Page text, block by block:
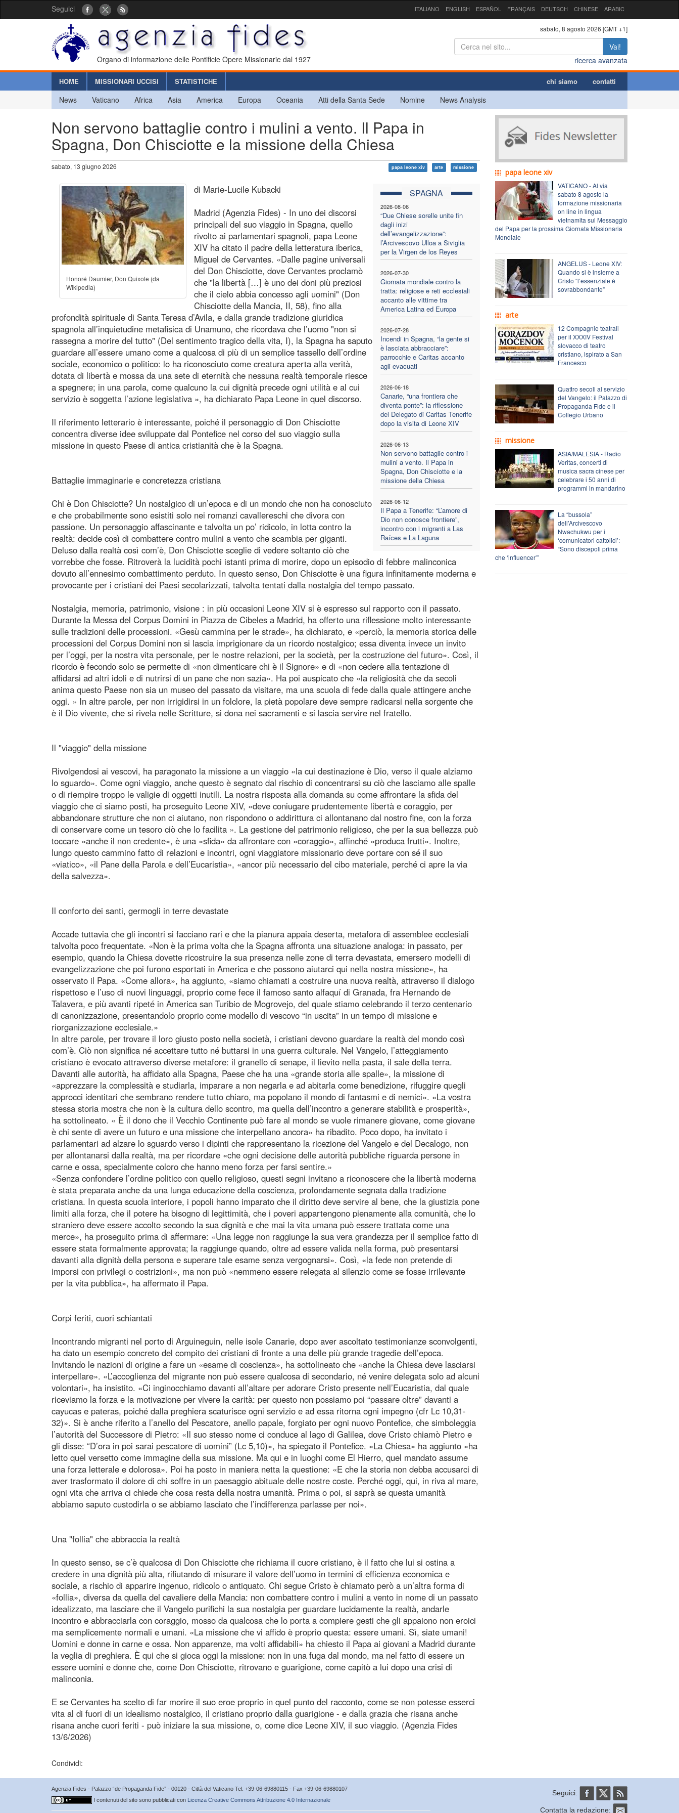
Seguici ITALIANO ENGLISH ESPAÑOL FRANÇAIS DEUTSCH CHINESE ARABIC
Organo di informazione delle Pontificie Opere Missionarie dal 1927
sabato, 8 agosto 2026 [GMT +1]
Vai!
ricerca avanzata
HOME MISSIONARI UCCISI STATISTICHE chi siamo contatti
News Vaticano Africa Asia America Europa Oceania Atti della Santa Sede Nomine News Analysis
Non servono battaglie contro i mulini a vento. Il Papa in
Spagna, Don Chisciotte e la missione della Chiesa
sabato, 13 giugno 2026 papa leone xiv arte missione
Honoré Daumier, Don Quixote (da
Wikipedia)
SPAGNA
2026-08-06
“Due Chiese sorelle unite fin
dagli inizi
dell’evangelizzazione”:
l’Arcivescovo Ulloa a Siviglia
per la Virgen de los Reyes
2026-07-30
Giornata mondiale contro la
tratta: religiose e reti ecclesiali
accanto alle vittime tra
America Latina ed Europa
2026-07-28
Incendi in Spagna, “la gente si
è lasciata abbracciare”:
parrocchie e Caritas accanto
agli evacuati
2026-06-18
Canarie, “una frontiera che
diventa ponte”: la riflessione
del Delegato di Caritas Tenerife
dopo la visita di Leone XIV
2026-06-13
Non servono battaglie contro i
mulini a vento. Il Papa in
Spagna, Don Chisciotte e la
missione della Chiesa
2026-06-12
Il Papa a Tenerife: “L’amore di
Dio non conosce frontiere”,
incontro con i migranti a Las
Raíces e La Laguna
di Marie-Lucile Kubacki
Madrid (Agenzia Fides) - In uno dei discorsi
principali del suo viaggio in Spagna, quello
rivolto ai parlamentari spagnoli, papa Leone
XIV ha citato il padre della letteratura iberica,
Miguel de Cervantes. «Dalle pagine universali
del Don Chisciotte, dove Cervantes proclamò
che "la libertà […] è uno dei doni più preziosi
che il cielo abbia concesso agli uomini" (Don
Chisciotte della Mancia, II, 58), fino alla
profondità spirituale di Santa Teresa d’Avila, e dalla grande tradizione giuridica
spagnola all’inquietudine metafisica di Unamuno, che ricordava che l’uomo "non si
rassegna a morire del tutto" (Del sentimento tragico della vita, I), la Spagna ha saputo
guardare all’essere umano come a qualcosa di più di un semplice tassello dell’ordine
sociale, economico o politico: lo ha riconosciuto come creatura aperta alla verità,
dotata di libertà e mossa da una sete di eternità che nessuna realtà temporale riesce
a spegnere; in una parola, come qualcuno la cui dignità precede ogni utilità e al cui
servizio è soggetta l’azione legislativa », ha dichiarato Papa Leone in quel discorso.
Il riferimento letterario è interessante, poiché il personaggio di Don Chisciotte
concentra diverse idee sviluppate dal Pontefice nel corso del suo viaggio sulla
missione in questo Paese di antica cristianità che è la Spagna.
Battaglie immaginarie e concretezza cristiana
Chi è Don Chisciotte? Un nostalgico di un’epoca e di un mondo che non ha conosciuto
e che probabilmente sono esistiti solo nei romanzi cavallereschi che divora con
passione. Un personaggio affascinante e talvolta un po’ ridicolo, in lotta contro la
realtà: decide così di combattere contro mulini a vento che scambia per giganti.
Deluso dalla realtà così com’è, Don Chisciotte sceglie di vedere soltanto ciò che
vorrebbe che fosse. Ritroverà la lucidità pochi istanti prima di morire, dopo un episodio di febbre malinconica
dovuto all’ennesimo combattimento perduto. In questo senso, Don Chisciotte è una figura infinitamente moderna e
provocante per i cristiani dei Paesi secolarizzati, talvolta tentati dalla nostalgia del tempo passato.
Nostalgia, memoria, patrimonio, visione : in più occasioni Leone XIV si è espresso sul rapporto con il passato.
Durante la Messa del Corpus Domini in Piazza de Cibeles a Madrid, ha offerto una riflessione molto interessante
sulle tradizioni delle processioni. «Gesù cammina per le strade», ha dichiarato, e «perciò, la memoria storica delle
processioni del Corpus Domini non si lascia imprigionare da un ricordo nostalgico; essa diventa invece un invito
per l’oggi, per la nostra vita personale, per le nostre relazioni, per la società, per la costruzione del futuro». Così, il
ricordo è fecondo solo se permette di «non dimenticare chi è il Signore» e di «non cedere alla tentazione di
affidarsi ad altri idoli e di nutrirsi di un pane che non sazia». Ha poi auspicato che «la religiosità che da secoli
anima questo Paese non sia un museo del passato da visitare, ma una scuola di fede dalla quale attingere anche
oggi. » In altre parole, per non irrigidirsi in un folclore, la pietà popolare deve sempre radicarsi nella sorgente che
è il Dio vivente, che si rivela nelle Scritture, si dona nei sacramenti e si lascia servire nel fratello.
Il "viaggio" della missione
Rivolgendosi ai vescovi, ha paragonato la missione a un viaggio «la cui destinazione è Dio, verso il quale alziamo
lo sguardo». Come ogni viaggio, anche questo è segnato dal rischio di concentrarsi su ciò che lasciamo alle spalle
o di riempire troppo le valigie di oggetti inutili. La nostra risposta alla domanda su come affrontare la sfida del
viaggio che ci siamo posti, ha proseguito Leone XIV, «deve coniugare prudentemente libertà e coraggio, per
abbandonare strutture che non ci aiutano, non rispondono o addirittura ci allontanano dal nostro fine, con la forza
di conservare come un tesoro ciò che lo facilita ». La gestione del patrimonio religioso, che per la sua bellezza può
toccare «anche il non credente», è una «sfida» da affrontare con «coraggio», affinché «produca frutti». Inoltre,
lungo questo cammino fatto di relazioni e incontri, ogni viaggiatore missionario deve portare con sé il suo
«viatico», «il Pane della Parola e dell’Eucaristia», «ancor più necessario del cibo materiale, perché ci apre la via
della salvezza».
Il conforto dei santi, germogli in terre devastate
Accade tuttavia che gli incontri si facciano rari e che la pianura appaia deserta, metafora di assemblee ecclesiali
talvolta poco frequentate. «Non è la prima volta che la Spagna affronta una situazione analoga: in passato, per
esempio, quando la Chiesa dovette ricostruire la sua presenza nelle zone di terra devastata, emersero modelli di
evangelizzazione che poi furono esportati in America e che possono aiutarci qui nella nostra missione», ha
osservato il Papa. «Come allora», ha aggiunto, «siamo chiamati a costruire una nuova realtà, attraverso il dialogo
rispettoso e l’uso di nuovi linguaggi, proprio come fece il famoso santo alfaquí di Granada, fra Hernando de
Talavera, e più avanti ripeté in America san Turibio de Mogrovejo, del quale stiamo celebrando il terzo centenario
di canonizzazione, presentandolo proprio come modello di vescovo “in uscita” in un tempo di missione e
riorganizzazione ecclesiale.»
In altre parole, per trovare il loro giusto posto nella società, i cristiani devono guardare la realtà del mondo così
com’è. Ciò non significa né accettare tutto né buttarsi in una guerra culturale. Nel Vangelo, l’atteggiamento
cristiano è evocato attraverso diverse metafore: il granello di senape, il lievito nella pasta, il sale della terra.
Davanti alle autorità, ha affidato alla Spagna, Paese che ha una «grande storia alle spalle», la missione di
«apprezzare la complessità e studiarla, imparare a non negarla e ad abitarla come benedizione, rifuggire quegli
approcci identitari che sembrano rendere tutto chiaro, ma popolano il mondo di fantasmi e di nemici». «La vostra
stessa storia mostra che non è la cultura dello scontro, ma quella dell’incontro a generare stabilità e prosperità»,
ha sottolineato. « È il dono che il Vecchio Continente può fare al mondo se vuole rimanere giovane, come giovane
è chi sente di avere un futuro e una missione che interpellano ancora» ha ribadito. Poco dopo, ha invitato i
parlamentari ad alzare lo sguardo verso i dipinti che rappresentano la ricezione del Vangelo e del Decalogo, non
per allontanarsi dalla realtà, ma per ricordare «che ogni decisione delle autorità pubbliche riguarda persone in
carne e ossa, specialmente coloro che hanno meno forza per farsi sentire.»
«Senza confondere l’ordine politico con quello religioso, questi segni invitano a riconoscere che la libertà moderna
è stata preparata anche da una lunga educazione della coscienza, profondamente segnata dalla tradizione
cristiana. In questa scuola interiore, i popoli hanno imparato che il diritto deve servire al bene, che la giustizia pone
limiti alla forza, che il potere ha bisogno di legittimità, che i poveri appartengono pienamente alla comunità, che lo
straniero deve essere accolto secondo la sua dignità e che mai la vita umana può essere trattata come una
merce», ha proseguito prima di affermare: «Una legge non raggiunge la sua vera grandezza per il semplice fatto di
essere stata formalmente approvata; la raggiunge quando, oltre ad essere valida nella forma, può presentarsi
davanti alla dignità della persona e superare tale esame senza vergognarsi». Così, «la fede non pretende di
imporsi con privilegi o costrizioni», ma non può «nemmeno essere relegata al silenzio come se fosse irrilevante
per la vita pubblica», ha affermato il Papa.
Corpi feriti, cuori schiantati
Incontrando migranti nel porto di Arguineguin, nelle isole Canarie, dopo aver ascoltato testimonianze sconvolgenti,
ha dato un esempio concreto del compito dei cristiani di fronte a una delle più grande tragedie dell’epoca.
Invitando le nazioni di origine a fare un «esame di coscienza», ha sottolineato che «anche la Chiesa deve lasciarsi
interpellare». «L’accoglienza del migrante non può essere qualcosa di secondario, né venire delegata solo ad alcuni
volontari», ha insistito. «Ci inginocchiamo davanti all’altare per adorare Cristo presente nell’Eucaristia, dal quale
riceviamo la forza e la motivazione per vivere la carità: per questo non possiamo poi “passare oltre” davanti a
cayucas e pateras, poiché dalla preghiera scaturisce ogni servizio e ad essa ritorna ogni impegno (cfr Lc 10,31-
32)». Si è anche riferito a l’anello del Pescatore, anello papale, forgiato per ogni nuovo Pontefice, che simboleggia
l’autorità del Successore di Pietro: «Il suo stesso nome ci conduce al lago di Galilea, dove Cristo chiamò Pietro e
gli disse: “D’ora in poi sarai pescatore di uomini” (Lc 5,10)», ha spiegato il Pontefice. «La Chiesa» ha aggiunto «ha
letto quel versetto come immagine della sua missione. Ma qui e in luoghi come El Hierro, quel mandato assume
una forza letterale e dolorosa». Poi ha posto in maniera netta la questione: «E che la storia non debba accusarci di
aver trasformato il dolore di chi soffre in un paesaggio abituale delle nostre coste. Perché oggi, qui, in riva al mare,
ogni vita che arriva ci chiede che cosa resta della nostra umanità. Prima o poi, si saprà se questa umanità
abbiamo saputo custodirla o se abbiamo lasciato che l’indifferenza parlasse per noi».
Una "follia" che abbraccia la realtà
In questo senso, se c’è qualcosa di Don Chisciotte che richiama il cuore cristiano, è il fatto che lui si ostina a
credere in una dignità più alta, rifiutando di misurare il valore dell’uomo in termini di efficienza economica e
sociale, a rischio di apparire ingenuo, ridicolo o antiquato. Chi segue Cristo è chiamato però a un’altra forma di
«follia», diversa da quella del cavaliere della Mancia: non combattere contro i mulini a vento in nome di un passato
idealizzato, ma lasciare che il Vangelo purifichi la sua nostalgia per guardare lucidamente la realtà, andarle
incontro e abbracciarla con coraggio, mosso da qualcosa che lo porta a compiere gesti che gli appaiono non eroici
ma semplicemente normali e umani. «La missione che vi affido è proprio questa: essere umani. Sì, siate umani!
Uomini e donne in carne e ossa. Non apparenze, ma volti affidabili» ha chiesto il Papa ai giovani a Madrid durante
la veglia di preghiera. È qui che si gioca oggi la missione: non in una fuga dal mondo, ma nel fatto di essere un
essere uomini e donne che, come Don Chisciotte, ritrovano e guarigione, come capitò a lui dopo una crisi di
malinconia.
E se Cervantes ha scelto di far morire il suo eroe proprio in quel punto del racconto, come se non potesse esserci
vita al di fuori di un idealismo nostalgico, il cristiano proprio dalla guarigione - e dalla grazia che risana anche
risana anche cuori feriti - può iniziare la sua missione, o, come dice Leone XIV, il suo viaggio. (Agenzia Fides
13/6/2026)
Condividi:
papa leone xiv
VATICANO - Al via
sabato 8 agosto la
formazione missionaria
on line in lingua
vietnamita sul Messaggio
del Papa per la prossima Giornata Missionaria
Mondiale
ANGELUS - Leone XIV:
Quando si è insieme a
Cristo “l’essenziale è
sovrabbondante”
arte
12 Compagnie teatrali
per il XXXIV Festival
slovacco di teatro
cristiano, ispirato a San
Francesco
Quattro secoli al servizio
del Vangelo: il Palazzo di
Propaganda Fide e il
Collegio Urbano
missione
ASIA/MALESIA - Radio
Veritas, concerti di
musica sacra cinese per
celebrare i 50 anni di
programmi in mandarino
La “bussola”
dell’Arcivescovo
Nwachukwu per i
‘comunicatori cattolici’:
“Sono discepoli prima
che ‘influencer’”
Agenzia Fides - Palazzo “de Propaganda Fide” - 00120 - Città del Vaticano Tel. +39-06-69880115 - Fax +39-06-69880107
I contenuti del sito sono pubblicati con Licenza Creative Commons Attribuzione 4.0 Internazionale
Seguici:
Contatta la redazione: